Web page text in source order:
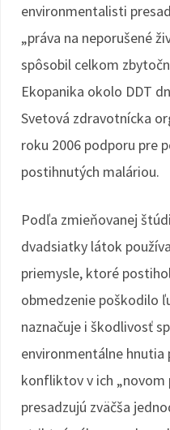
environmentalisti
„práva na neporušené
spôsobil celkom
Ekopanika okolo DDT
Svetová zdravotnícka
roku 2006 podporu pre
postihnutých maláriou.
Podľa zmieňovanej
dvadsiatky látok
priemysle, ktoré
obmedzenie poškodilo
naznačuje i škodlivosť
environmentálne hnutia
konfliktov v ich „novom
presadzujú zväčša